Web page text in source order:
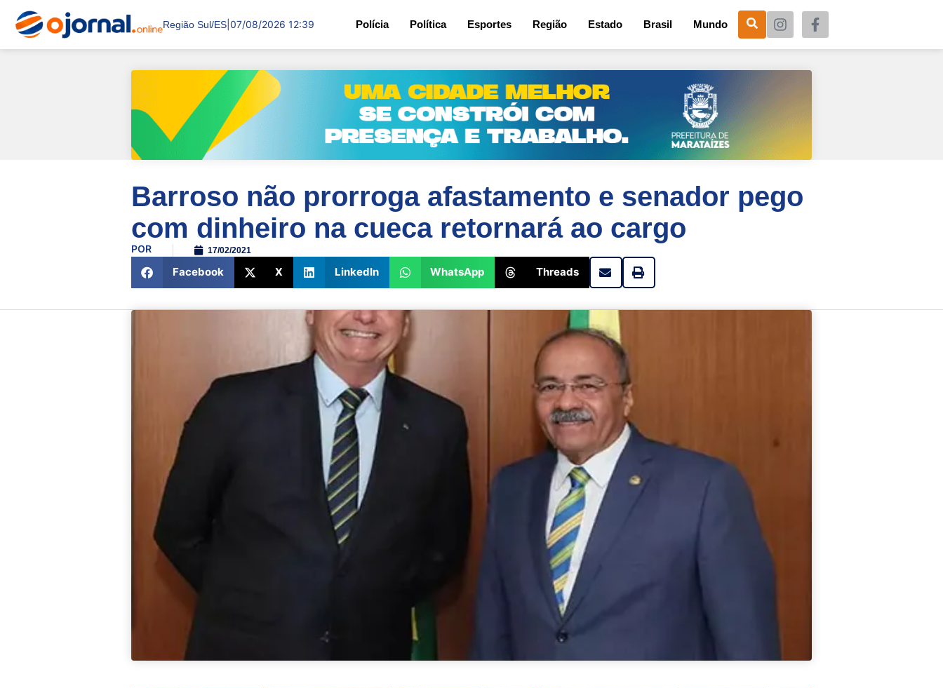
Região Sul/ES 07/08/2026 12:39 Polícia Política Esportes Região Estado Brasil Mundo
Barroso não prorroga afastamento e senador pego
com dinheiro na cueca retornará ao cargo
POR 17/02/2021
Facebook X LinkedIn WhatsApp Threads